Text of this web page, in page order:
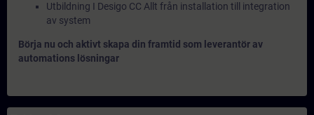
Utbildning I Desigo CC Allt från installation till integration
av system
Börja nu och aktivt skapa din framtid som leverantör av
automations lösningar